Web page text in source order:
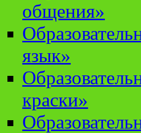
общения»
язык»
краски»